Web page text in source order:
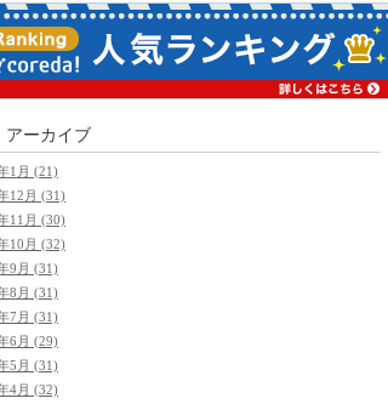
アーカイブ
1月 (21)
12月 (31)
11月 (30)
10月 (32)
9月 (31)
8月 (31)
7月 (31)
6月 (29)
5月 (31)
4月 (32)